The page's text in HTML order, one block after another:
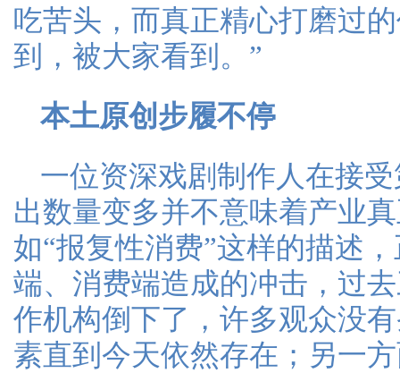
吃苦头，而真正精心打磨过
到，被大家看到。”
本土原创步履不停
一位资深戏剧制作人在接
出数量变多并不意味着产业
如“报复性消费”这样的描述
端、消费端造成的冲击，过
作机构倒下了，许多观众没
素直到今天依然存在；另一